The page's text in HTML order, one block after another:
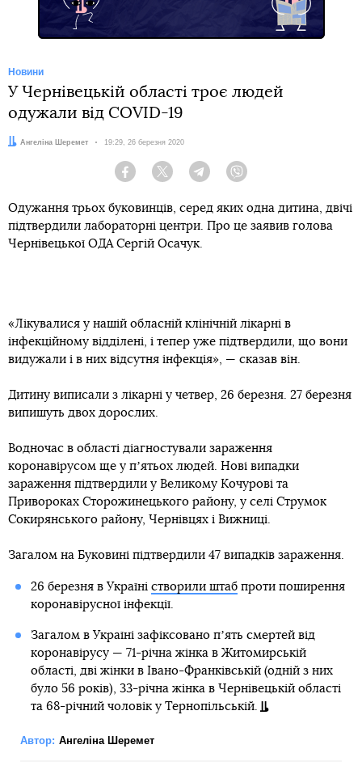
Новини
У Чернівецькій області троє людей
одужали від COVID-19
Автор:
Ангеліна Шеремет Дата:
19:29, 26 березня 2020
Facebook Twitter Telegram
Одужання трьох буковинців, серед яких одна дитина, двічі
підтвердили лабораторні центри. Про це заявив голова
Чернівецької ОДА Сергій Осачук.
«Лікувалися у нашій обласній клінічній лікарні в
інфекційному відділені, і тепер уже підтвердили, що вони
видужали і в них відсутня інфекція», — сказав він.
Дитину виписали з лікарні у четвер, 26 березня. 27 березня
випишуть двох дорослих.
Водночас в області діагностували зараження
коронавірусом ще у пʼятьох людей. Нові випадки
зараження підтвердили у Великому Кочурові та
Привороках Сторожинецького району, у селі Струмок
Сокирянського району, Чернівцях і Вижниці.
Загалом на Буковині підтвердили 47 випадків зараження.
26 березня в Україні створили штабпроти поширення
коронавірусної інфекції.
Загалом в Україні зафіксовано пʼять смертей від
коронавірусу — 71-річна жінка в Житомирській
області, дві жінки в Івано-Франківській (одній з них
було 56 років), 33-річна жінка в Чернівецькій області
та 68-річний чоловік у Тернопільській.
Автор: Ангеліна Шеремет